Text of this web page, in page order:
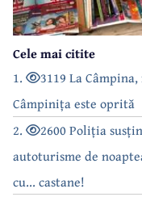
Cele mai citite
1.
3119 La
Câmpinița este oprită
2.
2600 Poliția
autoturisme de
cu... castane!